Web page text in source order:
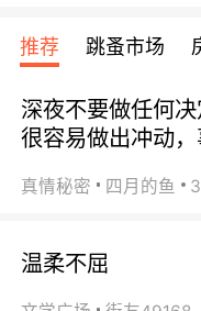
宾馆 108欧/天起
全程756欧/位
推荐 跳蚤市场
深夜不要做任何决
很容易做出冲动，
真情秘密 四月的鱼
温柔不屈